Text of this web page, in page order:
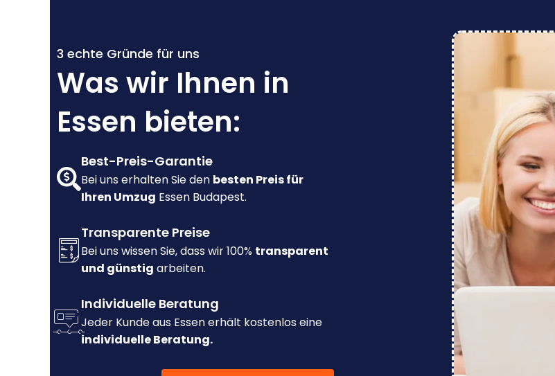
3 echte Gründe für uns
Was wir Ihnen in
Essen bieten:
Best-Preis-Garantie
Bei uns erhalten Sie den besten Preis für
Ihren Umzug Essen Budapest.
Transparente Preise
Bei uns wissen Sie, dass wir 100% transparent
und günstig arbeiten.
Individuelle Beratung
Jeder Kunde aus Essen erhält kostenlos eine
individuelle Beratung.